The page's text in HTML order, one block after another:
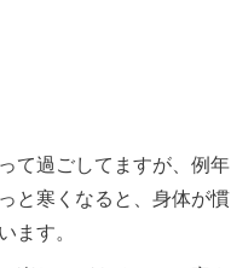
て過ごしてますが、例年
と寒くなると、身体が慣
ます。